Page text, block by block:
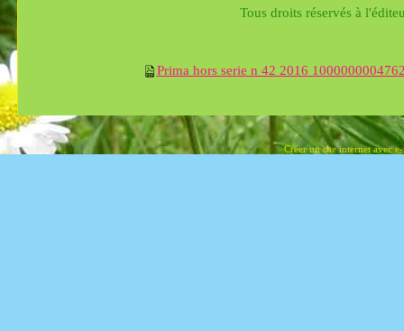
Tous droits réservés à
Prima hors serie n 42 2016
Créer un site internet avec